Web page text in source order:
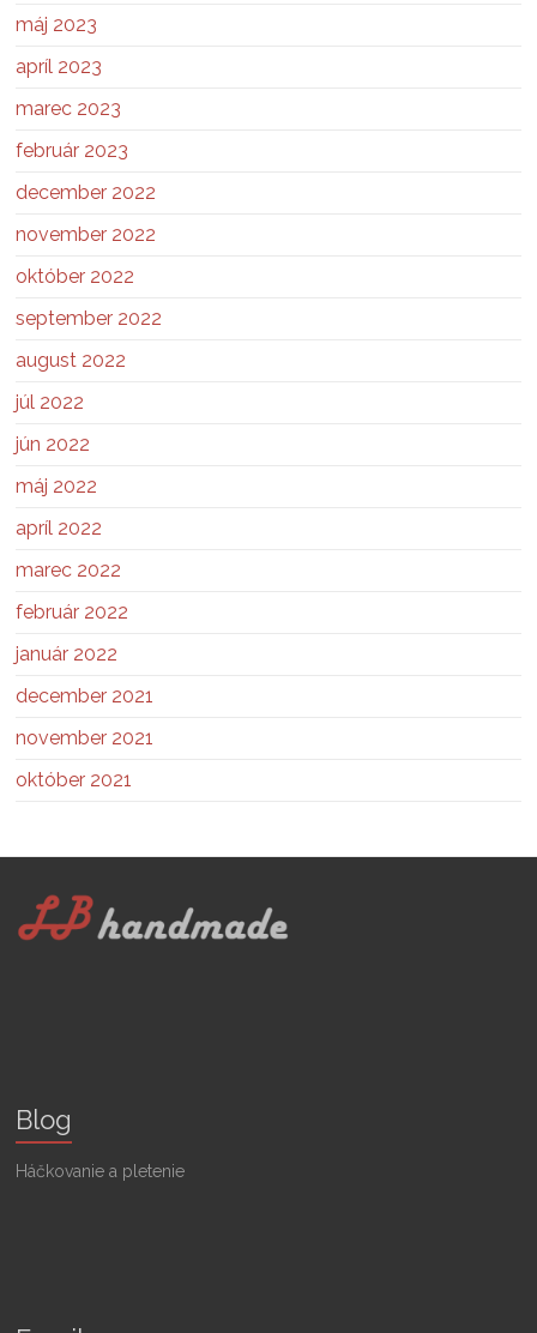
máj 2023
apríl 2023
marec 2023
február 2023
december 2022
november 2022
október 2022
september 2022
august 2022
júl 2022
jún 2022
máj 2022
apríl 2022
marec 2022
február 2022
január 2022
december 2021
november 2021
október 2021
Blog
Háčkovanie a pletenie